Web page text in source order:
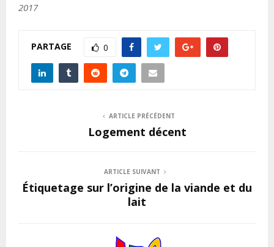
2017
PARTAGE 0
ARTICLE PRÉCÉDENT
Logement décent
ARTICLE SUIVANT
Étiquetage sur l’origine de la viande et du
lait